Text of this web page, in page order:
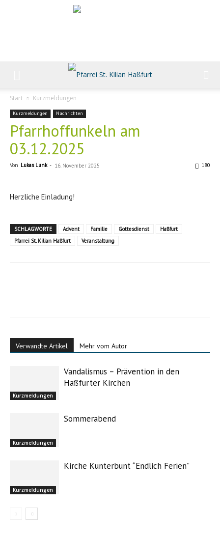
Start Kurzmeldungen
Kurzmeldungen Nachrichten
Pfarrhoffunkeln am
03.12.2025
Von Lukas Lunk - 16. November 2025 180
Herzliche Einladung!
SCHLAGWORTE Advent Familie Gottesdienst
Haßfurt
Pfarrei St. Kilian Haßfurt
Veranstaltung
Verwandte Artikel Mehr vom Autor
Kurzmeldungen
Vandalismus – Prävention in den
Haßfurter Kirchen
Kurzmeldungen
Sommerabend
Kurzmeldungen
Kirche Kunterbunt “Endlich Ferien”